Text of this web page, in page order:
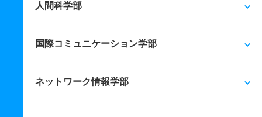
人間科学部
国際コミュニケーション学部
ネットワーク情報学部